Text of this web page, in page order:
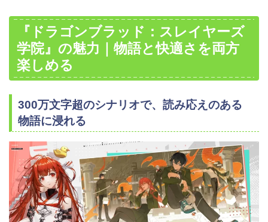
『ドラゴンブラッド：スレイヤーズ
学院』の魅力｜物語と快適さを両方
楽しめる
300万文字超のシナリオで、読み応えのある
物語に浸れる